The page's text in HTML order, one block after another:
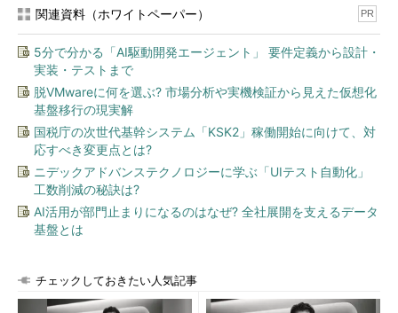
［電源オプション］で「休止状態」を有効化する（2）
［システム］画面の左ペインで［電源とスリープ］を選択す
▼
関連資料（ホワイトペーパー） PR
5分で分かる「AI駆動開発エージェント」 要件定義から設計・
実装・テストまで
脱VMwareに何を選ぶ? 市場分析や実機検証から見えた仮想化
基盤移行の現実解
国税庁の次世代基幹システム「KSK2」稼働開始に向けて、対
応すべき変更点とは?
ニデックアドバンステクノロジーに学ぶ「UIテスト自動化」
工数削減の秘訣は?
AI活用が部門止まりになるのはなぜ? 全社展開を支えるデータ
基盤とは
チェックしておきたい人気記事